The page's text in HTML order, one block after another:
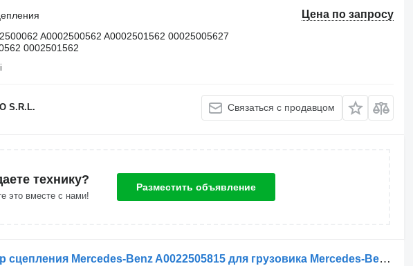
Цена по запросу
A0002500562 A0002501562 00025005627
0002501562
S.R.L. Связаться с продавцом
технику?
это вместе с нами!
Разместить объявление
Рабочий цилиндр сцепления Mercedes-Benz A0022505815 для грузовика Mercedes-Benz Atego Axor